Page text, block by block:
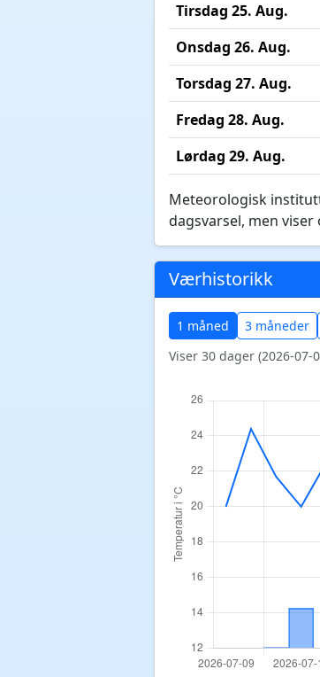
Tirsdag 25. Aug.
Onsdag 26. Aug.
Torsdag 27. Aug.
Fredag 28. Aug.
Lørdag 29. Aug.
Meteorologisk
dagsvarsel, men
Værhistorikk
1 måned 3 måneder
Viser 30 dager (2026-07-